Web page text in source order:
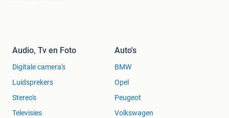
Audio, Tv en Foto
Digitale camera's
Luidsprekers
Stereo's
Televisies
Auto's
BMW
Opel
Peugeot
Volkswagen